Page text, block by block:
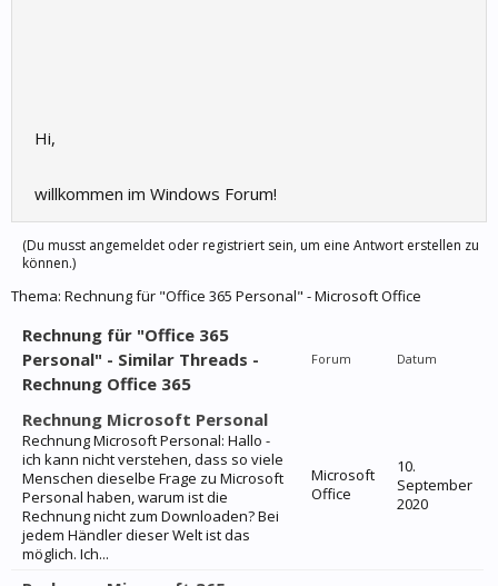
Hi,
willkommen im Windows Forum!
(Du musst angemeldet oder registriert sein, um eine Antwort erstellen zu
können.)
Thema: Rechnung für "Office 365 Personal" - Microsoft Office
Rechnung für "Office 365
Personal" - Similar Threads -
Rechnung Office 365
Forum Datum
Rechnung Microsoft Personal
Rechnung Microsoft Personal: Hallo -
ich kann nicht verstehen, dass so viele
Menschen dieselbe Frage zu Microsoft
Personal haben, warum ist die
Rechnung nicht zum Downloaden? Bei
jedem Händler dieser Welt ist das
möglich. Ich...
Microsoft
Office
10.
September
2020